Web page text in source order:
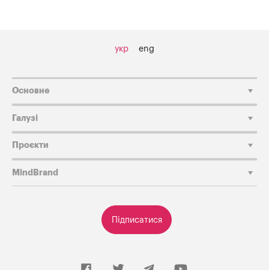
укр eng
Підписатися
Основне
Галузі
Проєкти
MindBrand